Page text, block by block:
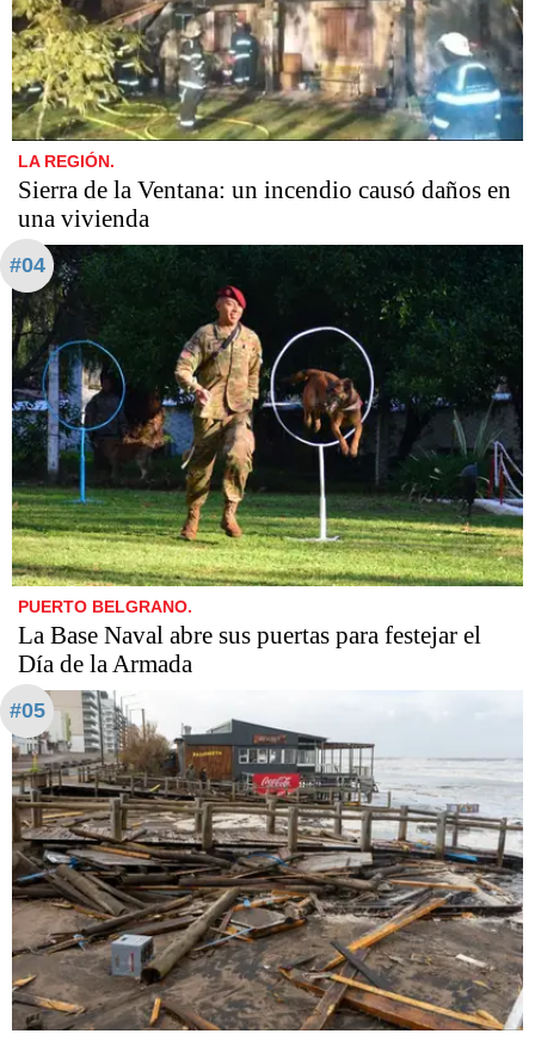
LA REGIÓN.
Sierra de la Ventana: un incendio causó daños en
una vivienda
#04
PUERTO BELGRANO.
La Base Naval abre sus puertas para festejar el
Día de la Armada
#05